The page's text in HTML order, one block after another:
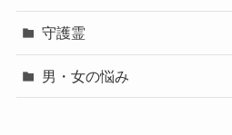
守護霊
男・女の悩み